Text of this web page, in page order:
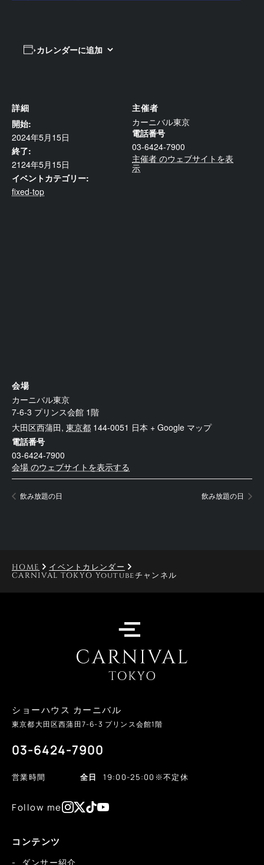
カレンダーに追加
詳細
開始:
2024年5月15日
終了:
2124年5月15日
イベントカテゴリー:
fixed-top
主催者
カーニバル東京
電話番号
03-6424-7900
主催者 のウェブサイトを表
示
会場
カーニバル東京
7-6-3 プリンス会館 1階
大田区西蒲田, 東京都 144-0051 日本 + Google マップ
電話番号
03-6424-7900
会場 のウェブサイトを表示する
飲み放題の日 飲み放題の日
HOME イベントカレンダー
CARNIVAL TOKYO Youtubeチャンネル
ショーハウス カーニバル
東京都大田区西蒲田7-6-3 プリンス会館1階
03-6424-7900
営業時間 全日 19:00-25:00 ※不定休
Follow me
コンテンツ
ダンサー紹介